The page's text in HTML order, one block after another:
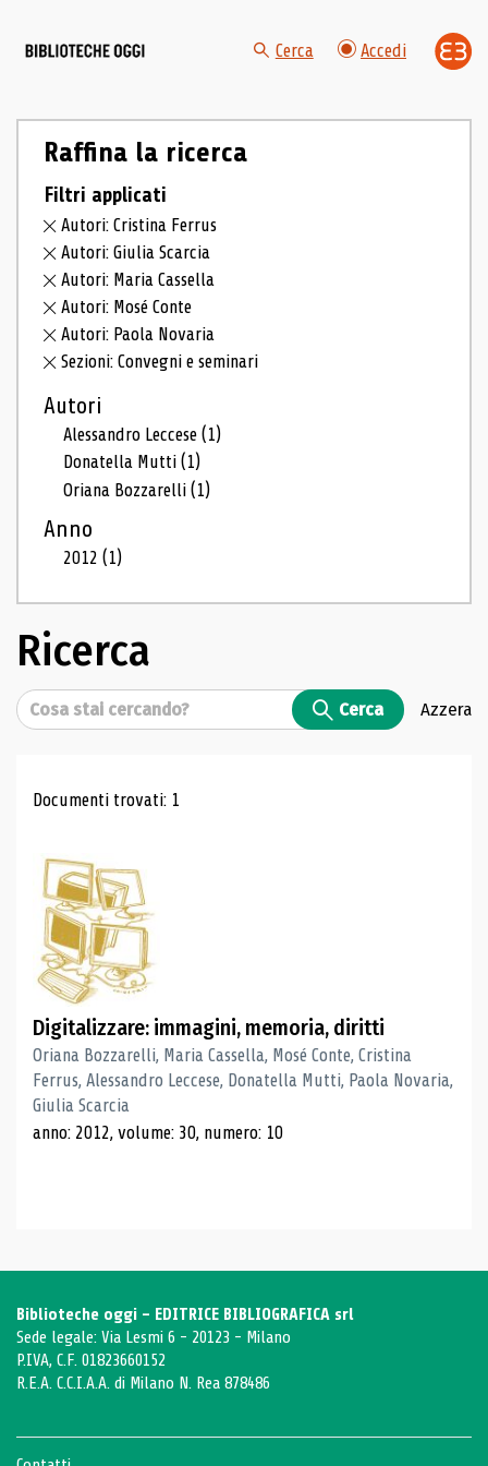
Cerca Accedi
Raffina la ricerca
Filtri applicati
Autori: Cristina Ferrus
Autori: Giulia Scarcia
Autori: Maria Cassella
Autori: Mosé Conte
Autori: Paola Novaria
Sezioni: Convegni e seminari
Autori
Alessandro Leccese(1)
Donatella Mutti(1)
Oriana Bozzarelli(1)
Anno
2012(1)
Ricerca
Cerca Cerca Azzera
Risultati di ricerca
Documenti trovati: 1
Digitalizzare: immagini, memoria, diritti
Oriana Bozzarelli, Maria Cassella, Mosé Conte, Cristina
Ferrus, Alessandro Leccese, Donatella Mutti, Paola Novaria,
Giulia Scarcia
anno: 2012, volume: 30, numero: 10
Biblioteche oggi - EDITRICE BIBLIOGRAFICA srl
Sede legale: Via Lesmi 6 - 20123 - Milano
P.IVA, C.F. 01823660152
R.E.A. C.C.I.A.A. di Milano N. Rea 878486